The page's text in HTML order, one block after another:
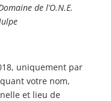
de l’O.N.E.
uniquement par
votre nom,
et lieu de